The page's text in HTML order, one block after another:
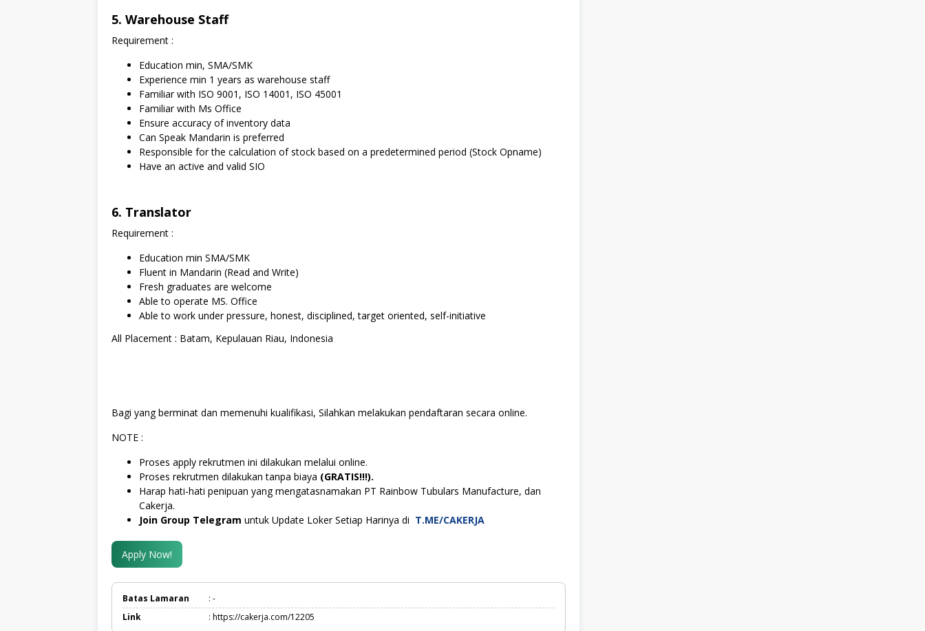
5. Warehouse Staff
Requirement :
Education min, SMA/SMK
Experience min 1 years as warehouse staff
Familiar with ISO 9001, ISO 14001, ISO 45001
Familiar with Ms Office
Ensure accuracy of inventory data
Can Speak Mandarin is preferred
Responsible for the calculation of stock based on a predetermined period (Stock Opname)
Have an active and valid SIO
6. Translator
Requirement :
Education min SMA/SMK
Fluent in Mandarin (Read and Write)
Fresh graduates are welcome
Able to operate MS. Office
Able to work under pressure, honest, disciplined, target oriented, self-initiative
All Placement : Batam, Kepulauan Riau, Indonesia
Bagi yang berminat dan memenuhi kualifikasi, Silahkan melakukan pendaftaran secara online.
NOTE :
Proses apply rekrutmen ini dilakukan melalui online.
Proses rekrutmen dilakukan tanpa biaya (GRATIS!!!).
Harap hati-hati penipuan yang mengatasnamakan PT Rainbow Tubulars Manufacture, dan
Cakerja.
Join Group Telegram untuk Update Loker Setiap Harinya di T.ME/CAKERJA
Apply Now!
Batas Lamaran
: -
Link
: https://cakerja.com/12205